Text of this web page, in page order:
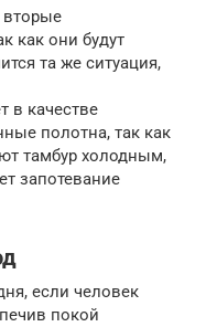
вторые
как они будут
та же ситуация,
в качестве
полотна, так как
тамбур холодным,
запотевание
если человек
покой